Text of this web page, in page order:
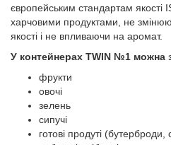
європейським стандартам якості
харчовими продуктами, не
якості і не впливаючи на аромат.
У контейнерах TWIN №1 можна
фрукти
овочі
зелень
сипучі
готові продуті (бутерброди,